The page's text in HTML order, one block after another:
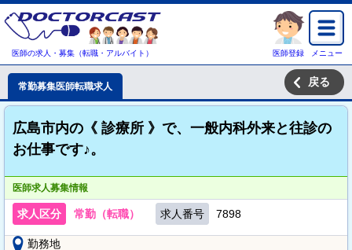
医師の求人・募集（転職・アルバイト） 医師登録 メニュー
常勤募集医師転職求人 戻る
広島市内の《 診療所 》で、一般内科外来と往診の
お仕事です♪。
医師求人募集情報
求人区分 常勤（転職） 求人番号 7898
勤務地